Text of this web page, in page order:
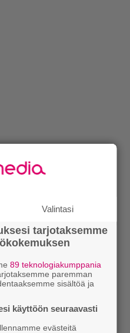
viimeinen Kent-
ilmestynyt Då
ollut
se on kuulostanut siltä
levyään. Niinpä
kitaroita
yhtye kunnon
Valintasi
tarjotaksemme
89 teknologiakumppania
paremman
sisältöä ja
käyttöön seuraavasti
evästeitä